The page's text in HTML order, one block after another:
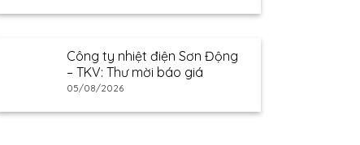
Công ty nhiệt điện Sơn Động
– TKV: Thư mời báo giá
05/08/2026